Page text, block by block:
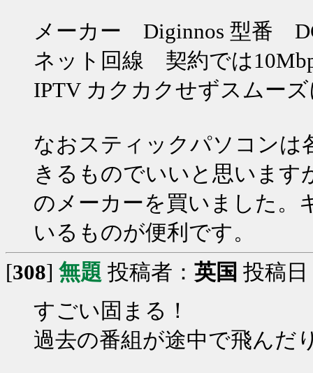
メーカー Diginnos 型番
ネット回線 契約では
IPTV カクカクせずスムー
なおスティックパソコンは
きるものでいいと思います
のメーカーを買いました。
いるものが便利です。
[308] 無題 投稿者： 英国 投稿
すごい固まる！
過去の番組が途中で飛んだ